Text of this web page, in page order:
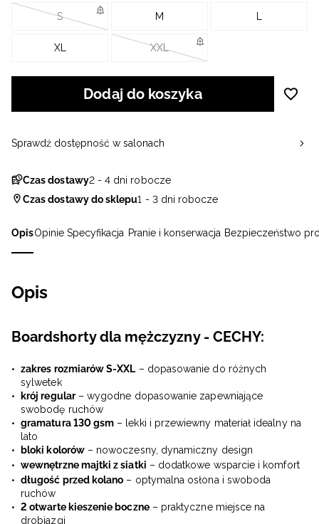
OpisOpinie Specyfikacja Pranie i konserwacja Bezpieczeństwo
Opis
Boardshorty dla mężczyzny - CECHY:
zakres rozmiarów S-XXL – dopasowanie do różnych
sylwetek
krój regular– wygodne dopasowanie zapewniające
swobodę ruchów
gramatura 130 gsm – lekki i przewiewny materiał idealny na
lato
bloki kolorów– nowoczesny, dynamiczny design
wewnętrzne majtki z siatki – dodatkowe wsparcie i komfort
długość przed kolano – optymalna osłona i swoboda
ruchów
2 otwarte kieszenie boczne– praktyczne miejsce na
drobiazgi
S M L
XL XXL
Dodaj do koszyka
Czas dostawy2 - 4 dni robocze
Czas dostawy do sklepu1 - 3 dni robocze
Sprawdź dostępność w salonach